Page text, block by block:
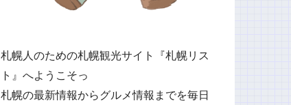
札幌人のための札幌観光サイト『札幌リス
ト』へようこそっ
札幌の最新情報からグルメ情報までを毎日